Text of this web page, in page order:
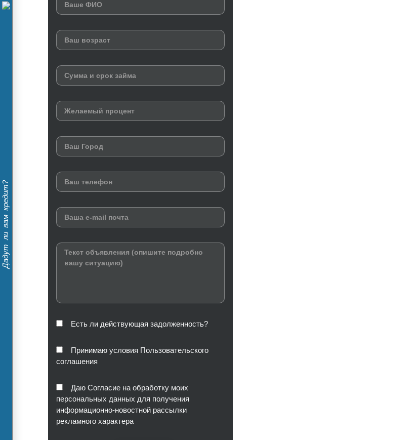
Дадут ли вам кредит?
Есть ли действующая задолженность?
Принимаю условия Пользовательского
соглашения
Даю Согласие на обработку моих
персональных данных для получения
информационно-новостной рассылки
рекламного характера